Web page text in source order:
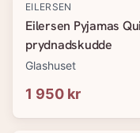
EILERSEN
Eilersen Pyjamas
prydnadskudde
Glashuset
1 950 kr